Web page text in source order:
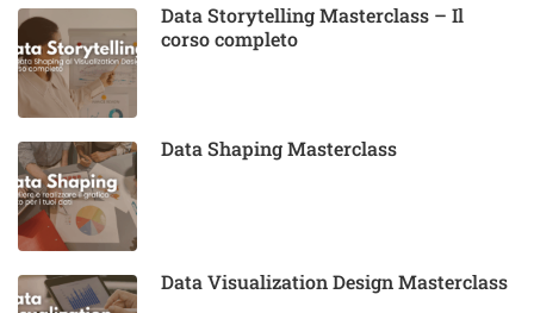
Data Storytelling Masterclass – Il
corso completo
Data Shaping Masterclass
Data Visualization Design Masterclass